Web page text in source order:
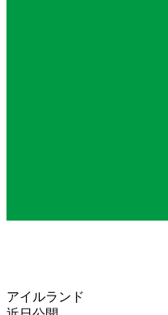
アイルランド